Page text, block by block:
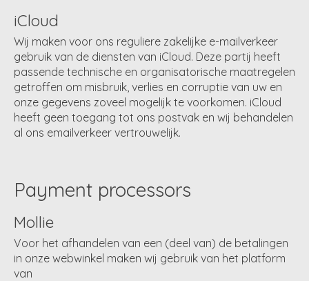
iCloud
Wij maken voor ons reguliere zakelijke e-mailverkeer
gebruik van de diensten van iCloud. Deze partij heeft
passende technische en organisatorische maatregelen
getroffen om misbruik, verlies en corruptie van uw en
onze gegevens zoveel mogelijk te voorkomen. iCloud
heeft geen toegang tot ons postvak en wij behandelen
al ons emailverkeer vertrouwelijk.
Payment processors
Mollie
Voor het afhandelen van een (deel van) de betalingen
in onze webwinkel maken wij gebruik van het platform
van